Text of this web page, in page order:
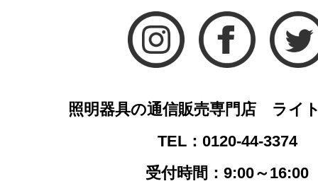
照明器具の通信販売専門店 ライ
TEL：0120-44-3374
受付時間：9:00～16:00